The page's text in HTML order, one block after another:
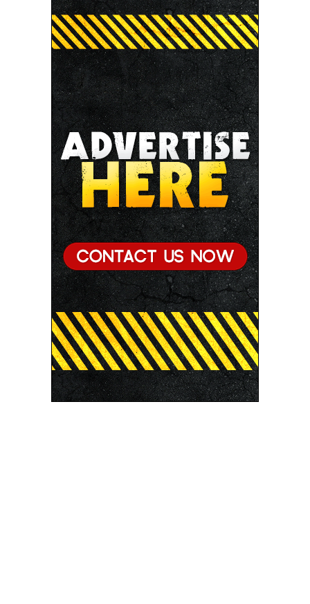
● छिंदवाड़ा को औद्योगिक हब बनाने की दिशा में तेज होंगे प्रयास :
मुख्यमंत्री डॉ. यादव
● जन सेवा में संवेदनशीलता ही सुशासन की पहचान : मुख्यमंत्री
डॉ. यादव
● प्रशिक्षु छात्राएं आत्मविश्वास रखें, तकनीकी दक्षता के साथ
अपनी जड़ों से जुड़े : मुख्यमंत्री डॉ. यादव